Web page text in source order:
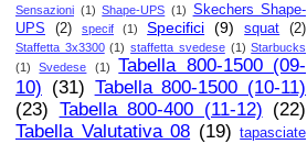
Sensazioni (1) Shape-UPS (1) Skechers Shape-
UPS
(2) specif (1) Specifici (9) squat (2)
Staffetta 3x3300 (1) staffetta svedese (1) Starbucks
(1)
Svedese (1)
Tabella 800-1500 (09-
10) (31) Tabella 800-1500 (10-11)
(23) Tabella 800-400 (11-12) (22)
Tabella Valutativa 08 (19) tapasciate